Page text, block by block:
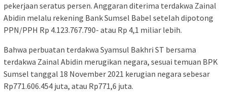
pekerjaan seratus persen. Anggaran diterima terdakwa Zainal
Abidin melalu rekening Bank Sumsel Babel setelah dipotong
PPN/PPH Rp 4.123.767.790- atau Rp 4,1 miliar lebih.
Bahwa perbuatan terdakwa Syamsul Bakhri ST bersama
terdakwa Zainal Abidin merugikan negara, sesuai temuan BPK
Sumsel tanggal 18 November 2021 kerugian negara sebesar
Rp771.606.454 juta, atau Rp771,6 juta.